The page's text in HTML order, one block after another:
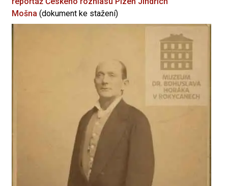
Mošna (dokument ke stažení)